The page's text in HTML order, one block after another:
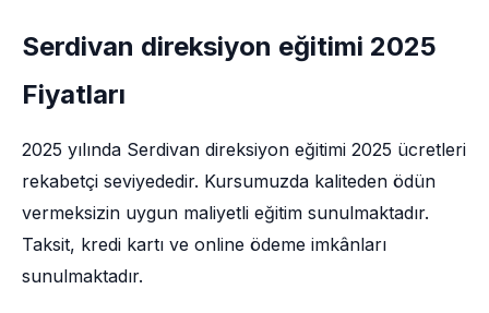
Serdivan direksiyon eğitimi 2025
Fiyatları
2025 yılında Serdivan direksiyon eğitimi 2025 ücretleri
rekabetçi seviyededir. Kursumuzda kaliteden ödün
vermeksizin uygun maliyetli eğitim sunulmaktadır.
Taksit, kredi kartı ve online ödeme imkânları
sunulmaktadır.